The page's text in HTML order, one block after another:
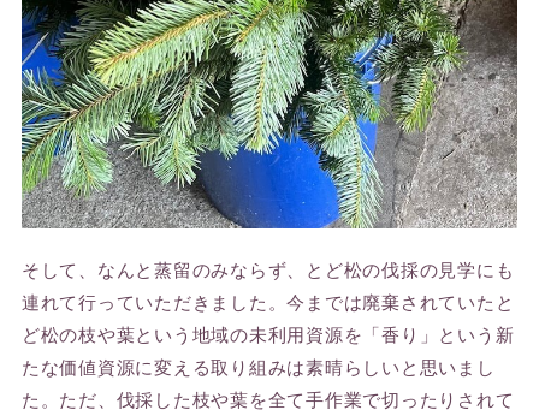
そして、なんと蒸留のみならず、とど松の伐採の見学にも
連れて行っていただきました。今までは廃棄されていたと
ど松の枝や葉という地域の未利用資源を「香り」という新
たな価値資源に変える取り組みは素晴らしいと思いまし
た。ただ、伐採した枝や葉を全て手作業で切ったりされて